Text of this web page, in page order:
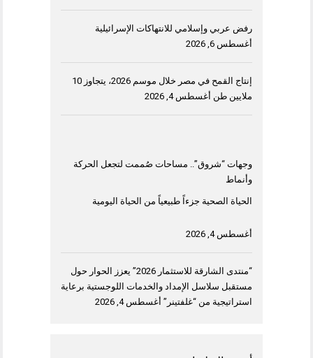
رفض عربي وإسلامي للانتهاكات الإسرائيلية
أغسطس 6, 2026
إنتاج القمح في مصر خلال موسم 2026، يتجاوز 10
ملايين طن أغسطس 4, 2026
وجهات “شروق”.. مساحات صُممت لتجعل الحركة
وأنماط
الحياة الصحية جزءاً طبيعياً من الحياة اليومية
أغسطس 4, 2026
“منتدى الشارقة للاستثمار 2026” يعزز الحوار حول
مستقبل سلاسل الإمداد والخدمات اللوجستية برعاية
استراتيجية من “غلفتينر” أغسطس 4, 2026